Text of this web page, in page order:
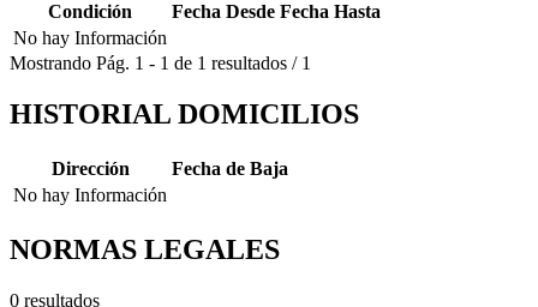
Condición Fecha Desde Fecha Hasta
No hay Información
Mostrando Pág. 1 - 1 de 1 resultados / 1
HISTORIAL DOMICILIOS
Dirección
Fecha de Baja
No hay Información
NORMAS LEGALES
0 resultados